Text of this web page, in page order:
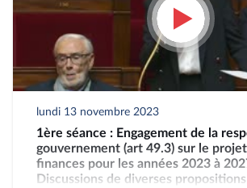
lundi 13 novembre 2023
1ère séance : Engagement de la
gouvernement (art 49.3) sur le
finances pour les années 2023 à
Discussions de diverses